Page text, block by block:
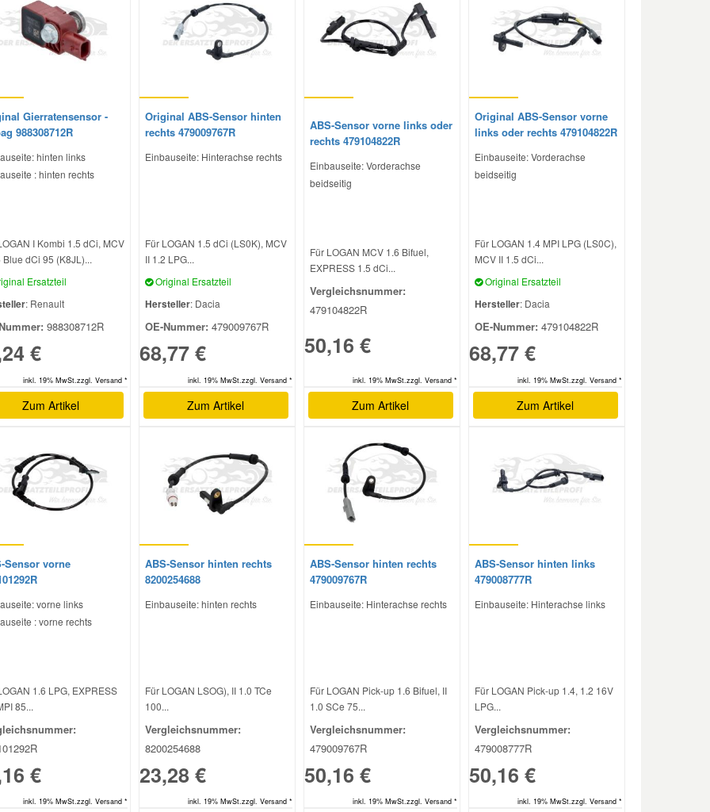
Gierratensensor -
988308712R
hinten links
: hinten rechts
I Kombi 1.5 dCi, MCV
Blue dCi 95 (K8JL)...
Ersatzteil
: Renault
988308712R
€
inkl. 19% MwSt.zzgl. Versand *
Zum Artikel
Original ABS-Sensor hinten
rechts 479009767R
Einbauseite: Hinterachse rechts
Für LOGAN 1.5 dCi (LS0K), MCV
II 1.2 LPG...
Original Ersatzteil
Hersteller: Dacia
OE-Nummer: 479009767R
68,77 €
inkl. 19% MwSt.zzgl. Versand *
Zum Artikel
ABS-Sensor vorne links oder
rechts 479104822R
Einbauseite: Vorderachse
beidseitig
Für LOGAN MCV 1.6 Bifuel,
EXPRESS 1.5 dCi...
Vergleichsnummer:
479104822R
50,16 €
inkl. 19% MwSt.zzgl. Versand *
Zum Artikel
Original ABS-Sensor vorne
links oder rechts 479104822R
Einbauseite: Vorderachse
beidseitig
Für LOGAN 1.4 MPI LPG (LS0C),
MCV II 1.5 dCi...
Original Ersatzteil
Hersteller: Dacia
OE-Nummer: 479104822R
68,77 €
inkl. 19% MwSt.zzgl. Versand *
Zum Artikel
Sensor vorne
vorne links
: vorne rechts
1.6 LPG, EXPRESS
85...
€
inkl. 19% MwSt.zzgl. Versand *
ABS-Sensor hinten rechts
8200254688
Einbauseite: hinten rechts
Für LOGAN LSOG), II 1.0 TCe
100...
Vergleichsnummer:
8200254688
23,28 €
inkl. 19% MwSt.zzgl. Versand *
ABS-Sensor hinten rechts
479009767R
Einbauseite: Hinterachse rechts
Für LOGAN Pick-up 1.6 Bifuel, II
1.0 SCe 75...
Vergleichsnummer:
479009767R
50,16 €
inkl. 19% MwSt.zzgl. Versand *
ABS-Sensor hinten links
479008777R
Einbauseite: Hinterachse links
Für LOGAN Pick-up 1.4, 1.2 16V
LPG...
Vergleichsnummer:
479008777R
50,16 €
inkl. 19% MwSt.zzgl. Versand *